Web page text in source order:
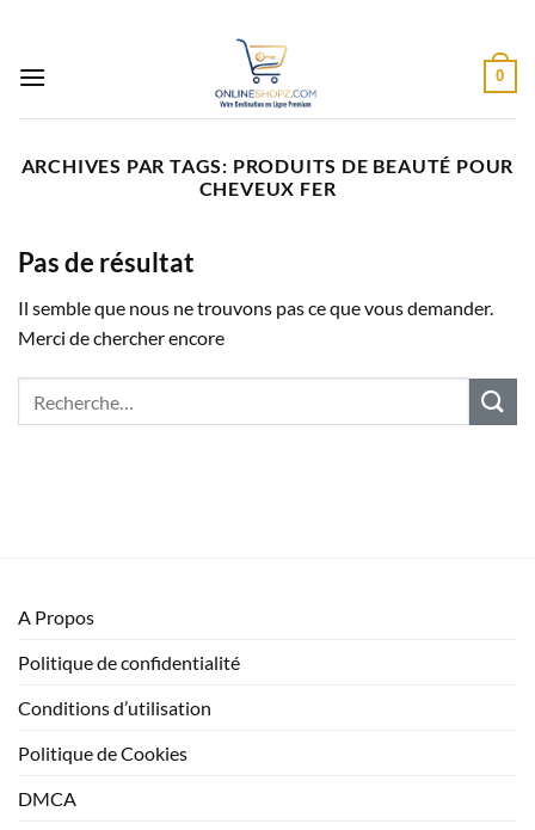
contenu
0
ARCHIVES PAR TAGS: PRODUITS DE BEAUTÉ POUR
CHEVEUX FER
Pas de résultat
Il semble que nous ne trouvons pas ce que vous demander.
Merci de chercher encore
A Propos
Politique de confidentialité
Conditions d’utilisation
Politique de Cookies
DMCA